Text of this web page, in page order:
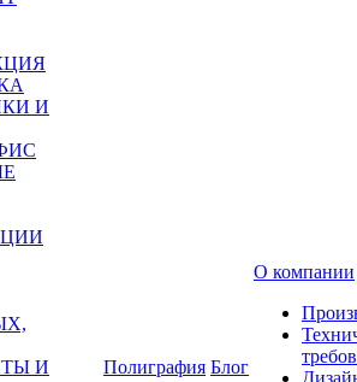
И
И
Полиграфия Блог
О компании